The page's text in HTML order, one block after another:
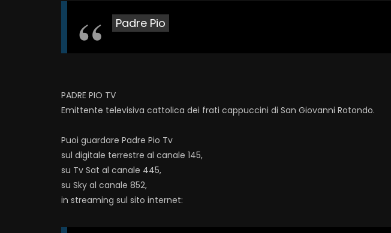
Padre Pio
PADRE PIO TV
Emittente televisiva cattolica dei frati cappuccini di San Giovanni Rotondo.
Puoi guardare Padre Pio Tv
sul digitale terrestre al canale 145,
su Tv Sat al canale 445,
su Sky al canale 852,
in streaming sul sito internet: